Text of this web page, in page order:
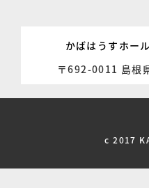
かばはうすホー
〒692-0011 島根
c 2017